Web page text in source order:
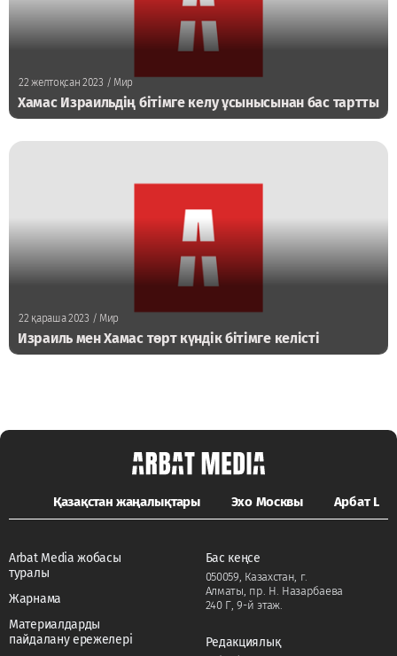
22 желтоқсан 2023 / Мир
Хамас Израильдің бітімге келу ұсынысынан бас тартты
22 қараша 2023 / Мир
Израиль мен Хамас төрт күндік бітімге келісті
Қазақстан жаңалықтары Эхо Москвы Арбат LIFE
Arbat Media жобасы
туралы
Жарнама
Материалдарды
пайдалану ережелері
Бас кеңсе
050059, Казахстан, г.
Алматы, пр. Н. Назарбаева
240 Г, 9-й этаж.
Редакциялық